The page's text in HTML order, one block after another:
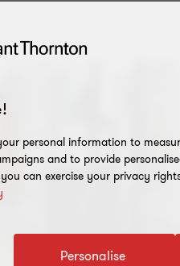
personal information to
and to provide
can exercise your privacy
Personalise